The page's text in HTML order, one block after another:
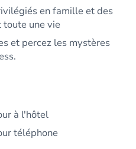
en famille et des
toute une vie
et percez les mystères
à l'hôtel
téléphone